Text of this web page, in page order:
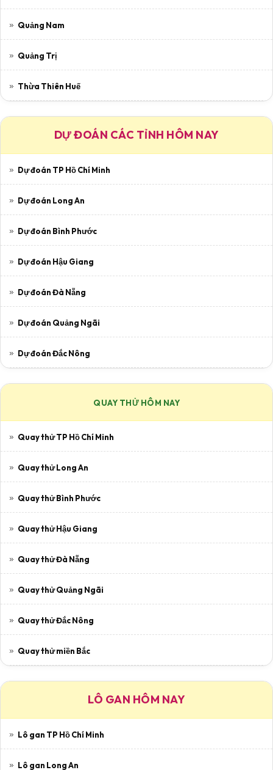
Quảng Nam
Quảng Trị
Thừa Thiên Huế
DỰ ĐOÁN CÁC TỈNH HÔM NAY
Dự đoán TP Hồ Chí Minh
Dự đoán Long An
Dự đoán Bình Phước
Dự đoán Hậu Giang
Dự đoán Đà Nẵng
Dự đoán Quảng Ngãi
Dự đoán Đắc Nông
QUAY THỬ HÔM NAY
Quay thử TP Hồ Chí Minh
Quay thử Long An
Quay thử Bình Phước
Quay thử Hậu Giang
Quay thử Đà Nẵng
Quay thử Quảng Ngãi
Quay thử Đắc Nông
Quay thử miền Bắc
LÔ GAN HÔM NAY
Lô gan TP Hồ Chí Minh
Lô gan Long An